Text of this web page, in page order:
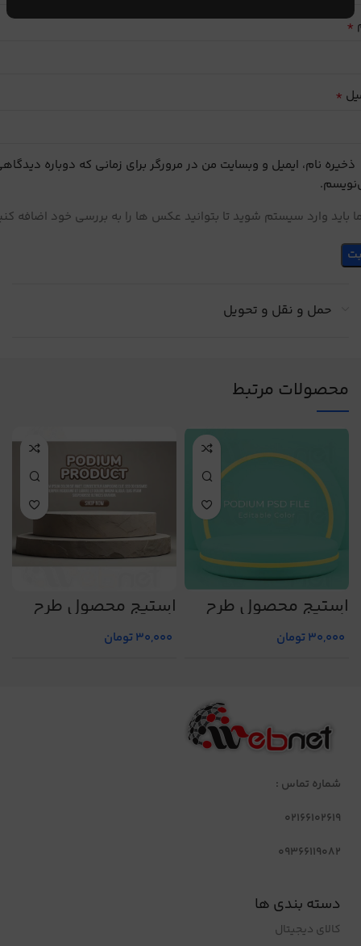
*
*
ذخیره نام، ایمیل و وبسایت من در مرورگر برای زمانی که دوباره
باید وارد سیستم شوید تا بتوانید عکس ها را به بررسی خود اضافه
حمل و نقل و تحویل
محصولات مرتبط
استیج محصول طرح
شماره 8
30,000تومان
استیج محصول طرح
شماره 7
30,000تومان
شماره تماس :
02166102619
09366119082
دسته بندی ها
کالای دیجیتال